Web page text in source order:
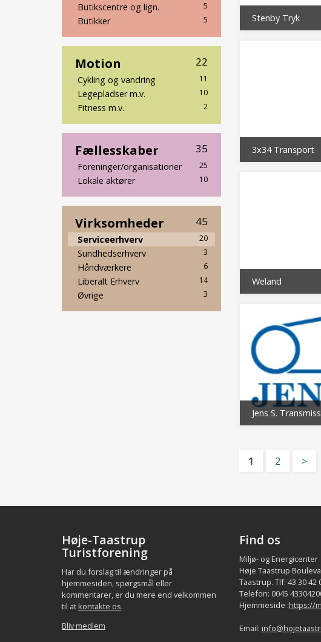
5
Butikscentre og lign.
5
Butikker
22
Motion
11
Cykling og vandring
10
Legepladser m.v.
2
Fitness m.v.
35
Fællesskaber
25
Foreninger/organisationer
10
Lokale aktører
45
Virksomheder
20
Serviceerhverv
3
Sundhedserhverv
6
Håndværkere
14
Liberalt Erhverv
3
Øvrige
Stenby Tryk
3x34 Transport
Weland
Jens S.
1 2 >
Høje-Taastrup
Turistforening
Har du forslag til ændringer på
hjemmesiden, spørgsmål eller
kommentarer, er du mere end velkommen
til at kontakte os.
Bliv medlem
Find os
Miljø- og Energicenter
Høje Taastrup
Taastrup. Tlf: 43 30 42
Telefon: 0045
Hjemmeside :https://
Email: